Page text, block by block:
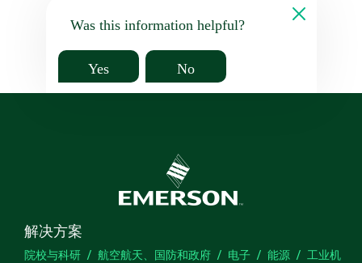
Was this information helpful?
Yes No
解决方案
院校与科研 航空航天、国防和政府 电子 能源
工业机